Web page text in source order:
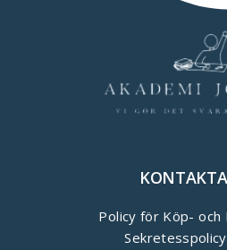
Policy för Köp- och